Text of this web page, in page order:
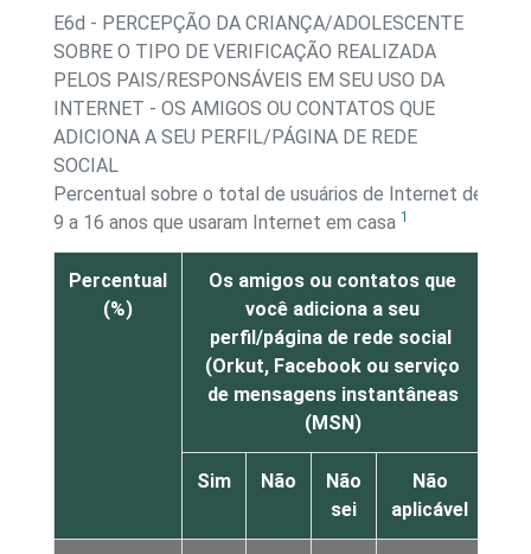
E6d - PERCEPÇÃO DA CRIANÇA/ADOLESCENTE
SOBRE O TIPO DE VERIFICAÇÃO REALIZADA
PELOS PAIS/RESPONSÁVEIS EM SEU USO DA
INTERNET - OS AMIGOS OU CONTATOS QUE
ADICIONA A SEU PERFIL/PÁGINA DE REDE
SOCIAL
Percentual sobre o total de usuários de Internet de
9 a 16 anos que usaram Internet em casa 1
Percentual
(%)
Os amigos ou contatos que
você adiciona a seu
perfil/página de rede social
(Orkut, Facebook ou serviço
de mensagens instantâneas
(MSN)
Sim Não
Não
sei
Não
aplicável